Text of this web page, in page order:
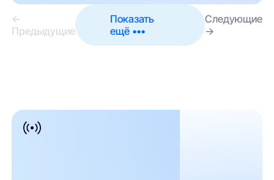
←
Предыдущие
Показать
ещё •••
Следующие
→